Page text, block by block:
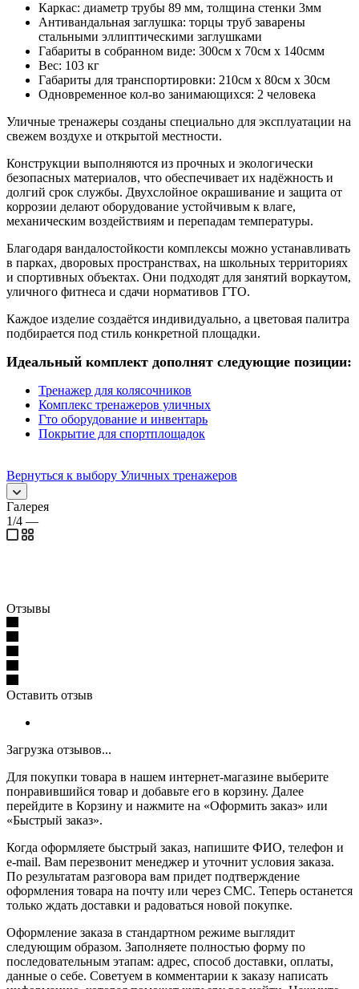
Каркас: диаметр трубы 89 мм, толщина стенки 3мм
Антивандальная заглушка: торцы труб заварены
стальными эллиптическими заглушками
Габариты в собранном виде: 300см х 70см х 140смм
Вес: 103 кг
Габариты для транспортировки: 210см х 80см х 30см
Одновременное кол-во занимающихся: 2 человека
Уличные тренажеры созданы специально для эксплуатации на
свежем воздухе и открытой местности.
Конструкции выполняются из прочных и экологически
безопасных материалов, что обеспечивает их надёжность и
долгий срок службы. Двухслойное окрашивание и защита от
коррозии делают оборудование устойчивым к влаге,
механическим воздействиям и перепадам температуры.
Благодаря вандалостойкости комплексы можно устанавливать
в парках, дворовых пространствах, на школьных территориях
и спортивных объектах. Они подходят для занятий воркаутом,
уличного фитнеса и сдачи нормативов ГТО.
Каждое изделие создаётся индивидуально, а цветовая палитра
подбирается под стиль конкретной площадки.
Идеальный комплект дополнят следующие позиции:
Тренажер для колясочников
Комплекс тренажеров уличных
Гто оборудование и инвентарь
Покрытие для спортплощадок
Вернуться к выбору Уличных тренажеров
Галерея
1/4 —
Отзывы
Оставить отзыв
Загрузка отзывов...
Для покупки товара в нашем интернет-магазине выберите
понравившийся товар и добавьте его в корзину. Далее
перейдите в Корзину и нажмите на «Оформить заказ» или
«Быстрый заказ».
Когда оформляете быстрый заказ, напишите ФИО, телефон и
e-mail. Вам перезвонит менеджер и уточнит условия заказа.
По результатам разговора вам придет подтверждение
оформления товара на почту или через СМС. Теперь останется
только ждать доставки и радоваться новой покупке.
Оформление заказа в стандартном режиме выглядит
следующим образом. Заполняете полностью форму по
последовательным этапам: адрес, способ доставки, оплаты,
данные о себе. Советуем в комментарии к заказу написать